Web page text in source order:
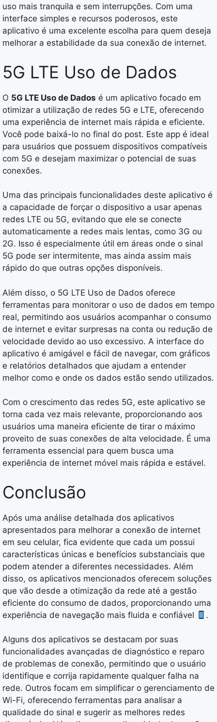
uso mais tranquila e sem interrupções. Com uma
interface simples e recursos poderosos, este
aplicativo é uma excelente escolha para quem deseja
melhorar a estabilidade da sua conexão de internet.
5G LTE Uso de Dados
O 5G LTE Uso de Dados é um aplicativo focado em
otimizar a utilização de redes 5G e LTE, oferecendo
uma experiência de internet mais rápida e eficiente.
Você pode baixá-lo no final do post. Este app é ideal
para usuários que possuem dispositivos compatíveis
com 5G e desejam maximizar o potencial de suas
conexões.
Uma das principais funcionalidades deste aplicativo é
a capacidade de forçar o dispositivo a usar apenas
redes LTE ou 5G, evitando que ele se conecte
automaticamente a redes mais lentas, como 3G ou
2G. Isso é especialmente útil em áreas onde o sinal
5G pode ser intermitente, mas ainda assim mais
rápido do que outras opções disponíveis.
Além disso, o 5G LTE Uso de Dados oferece
ferramentas para monitorar o uso de dados em tempo
real, permitindo aos usuários acompanhar o consumo
de internet e evitar surpresas na conta ou redução de
velocidade devido ao uso excessivo. A interface do
aplicativo é amigável e fácil de navegar, com gráficos
e relatórios detalhados que ajudam a entender
melhor como e onde os dados estão sendo utilizados.
Com o crescimento das redes 5G, este aplicativo se
torna cada vez mais relevante, proporcionando aos
usuários uma maneira eficiente de tirar o máximo
proveito de suas conexões de alta velocidade. É uma
ferramenta essencial para quem busca uma
experiência de internet móvel mais rápida e estável.
Conclusão
Após uma análise detalhada dos aplicativos
apresentados para melhorar a conexão de internet
em seu celular, fica evidente que cada um possui
características únicas e benefícios substanciais que
podem atender a diferentes necessidades. Além
disso, os aplicativos mencionados oferecem soluções
que vão desde a otimização da rede até a gestão
eficiente do consumo de dados, proporcionando uma
experiência de navegação mais fluida e confiável
.
Alguns dos aplicativos se destacam por suas
funcionalidades avançadas de diagnóstico e reparo
de problemas de conexão, permitindo que o usuário
identifique e corrija rapidamente qualquer falha na
rede. Outros focam em simplificar o gerenciamento de
Wi-Fi, oferecendo ferramentas para analisar a
qualidade do sinal e sugerir as melhores redes